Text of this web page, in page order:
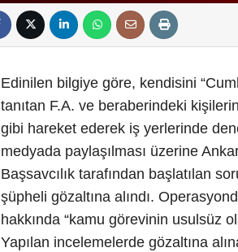
Edinilen bilgiye göre, kendisini
tanıtan F.A. ve beraberindeki
gibi hareket ederek iş yerlerinde
medyada paylaşılması üzerine
Başsavcılık tarafından başlatılan
şüpheli gözaltına alındı.
hakkında “kamu görevinin usulsüz
Yapılan incelemelerde gözaltına